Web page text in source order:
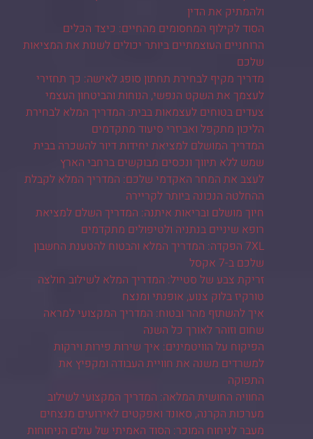
ולהמתיק את הדין
הסוד לקילוף המחסומים מהחיים: כיצד הכלים
הרוחניים העוצמתיים ביותר יכולים לשנות את המציאות
שלכם
מדריך מקיף לבחירת תחתון סופג לאישה: כך תחזירי
לעצמך את השקט הנפשי, הנוחות והביטחון העצמי
צעדים בטוחים לעצמאות בבית: המדריך המלא לבחירת
הליכון מתקפל ואביזרי סיעוד מתקדמים
המדריך המושלם למציאת יחידות דיור להשכרה בבית
שמש ללא תיווך ונכסים מבוקשים ברחבי הארץ
לעצב את המחר האקדמי שלכם: המדריך המלא לקבלת
ההחלטה הנכונה ביותר לקריירה
חיוך מושלם ובריאות איתנה: המדריך השלם למציאת
רופא שיניים בנתניה ולטיפולים מתקדמים
7XL הפקדה: המדריך המלא והבטוח להטענת החשבון
שלכם ב-7 אקסל
זריקת צבע של סטייל: המדריך המלא לשילוב חולצה
טורקיז בלוק צנוע, אופנתי ומנצח
איך להשתזף מהר ובטוח: המדריך המקצועי למראה
שחום וזוהר לאורך כל השנה
הפיקוח על הוויטמינים: איך שירות פירות וירקות
למשרדים משנה את חוויית העבודה ומקפיץ את
התפוקה
החוויה החושית המלאה: המדריך המקצועי לשילוב
מערכות הקרנה, סאונד ואפקטים לאירועים מנצחים
מעבר לניחוח המוכר: הסוד האמיתי של עולם הניחוחות